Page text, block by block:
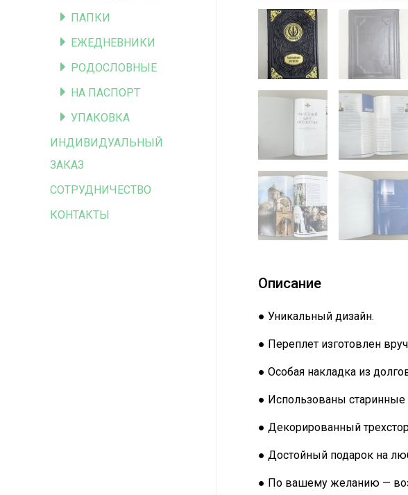
ПАПКИ
ЕЖЕДНЕВНИКИ
РОДОСЛОВНЫЕ
НА ПАСПОРТ
УПАКОВКА
ИНДИВИДУАЛЬНЫЙ
ЗАКАЗ
СОТРУДНИЧЕСТВО
КОНТАКТЫ
Описание
● Уникальный дизайн.
● Переплет изготовлен
● Особая накладка из
● Использованы
● Декорированный
● Достойный подарок на
● По вашему желанию —